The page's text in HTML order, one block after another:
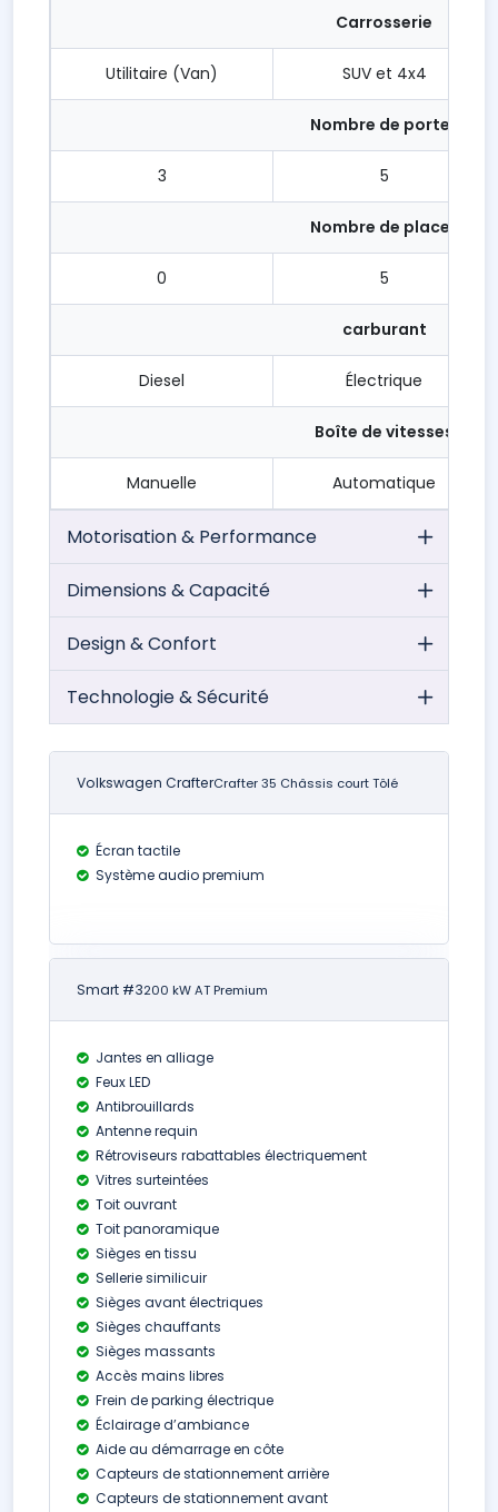
Carrosserie
Utilitaire (Van) SUV et 4x4
Nombre de portes
3 5
Nombre de places
0 5
carburant
Diesel Électrique
Boîte de vitesses
Manuelle Automatique
Motorisation & Performance
Dimensions & Capacité
Design & Confort
Technologie & Sécurité
Volkswagen CrafterCrafter 35 Châssis court Tôlé
Écran tactile
Système audio premium
Smart #3200 kW AT Premium
Jantes en alliage
Feux LED
Antibrouillards
Antenne requin
Rétroviseurs rabattables électriquement
Vitres surteintées
Toit ouvrant
Toit panoramique
Sièges en tissu
Sellerie similicuir
Sièges avant électriques
Sièges chauffants
Sièges massants
Accès mains libres
Frein de parking électrique
Éclairage d’ambiance
Aide au démarrage en côte
Capteurs de stationnement arrière
Capteurs de stationnement avant